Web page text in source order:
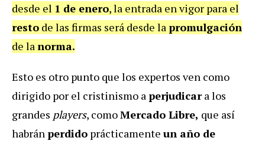
desde el 1 de enero, la entrada en vigor para el
resto de las firmas será desde la promulgación
de la norma.
Esto es otro punto que los expertos ven como
dirigido por el cristinismo a perjudicara los
grandes players, comoMercado Libre, que así
habrán perdido prácticamente un año de